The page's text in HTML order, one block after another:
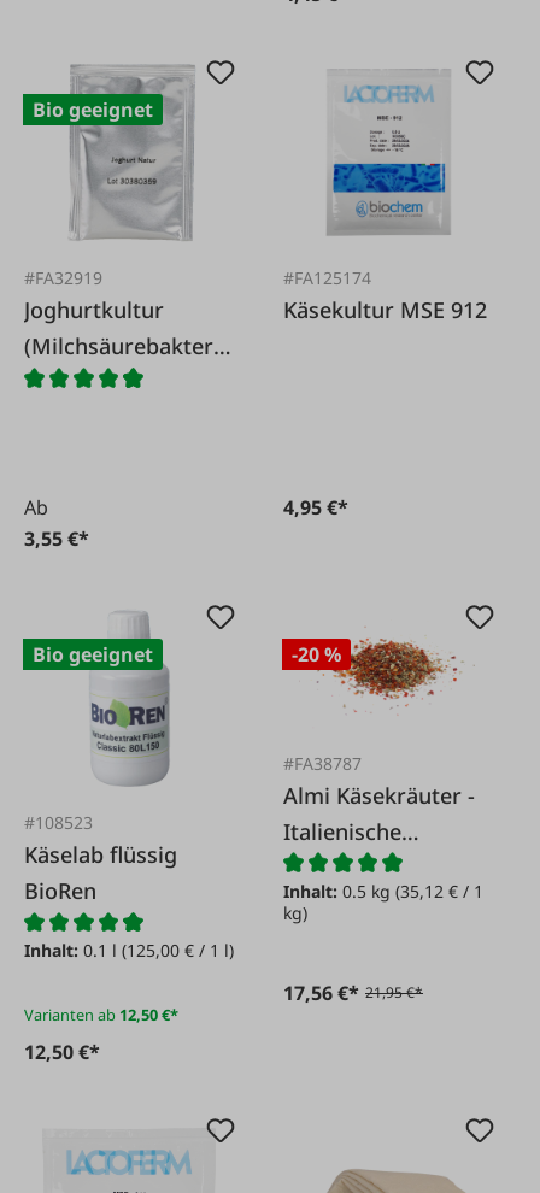
Bio geeignet
#FA32919
Joghurtkultur
(Milchsäurebakterie
n)
Ab
3,55 €*
#FA125174
Käsekultur MSE 912
4,95 €*
Bio geeignet
#108523
Käselab flüssig
BioRen
Inhalt: 0.1 l (125,00 € / 1 l)
Varianten ab 12,50 €*
12,50 €*
-20 %
#FA38787
Almi Käsekräuter -
Italienische
Mischung
Inhalt:0.5 kg(35,12 € / 1
kg)
17,56 €* 21,95 €*